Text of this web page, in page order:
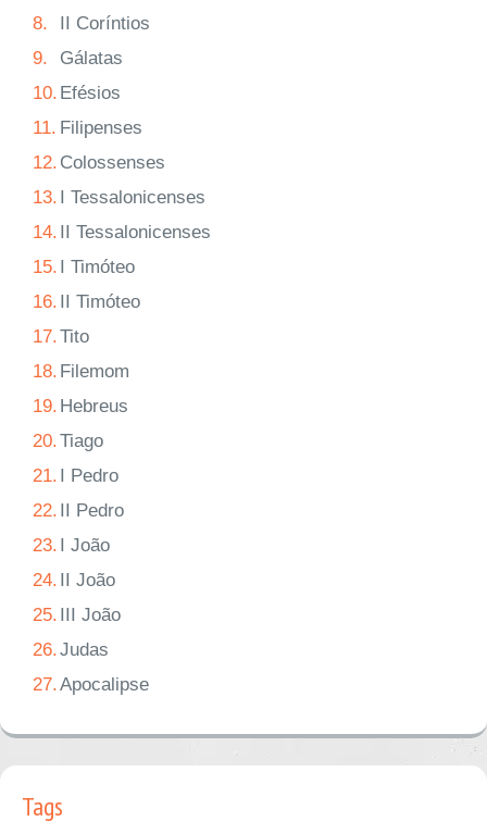
8.
II Coríntios
9.
Gálatas
10. Efésios
11. Filipenses
12. Colossenses
13. I Tessalonicenses
14. II Tessalonicenses
15. I Timóteo
16. II Timóteo
17.Tito
18. Filemom
19. Hebreus
20.Tiago
21. I Pedro
22. II Pedro
23. I João
24. II João
25. III João
26.Judas
27.Apocalipse
Tags